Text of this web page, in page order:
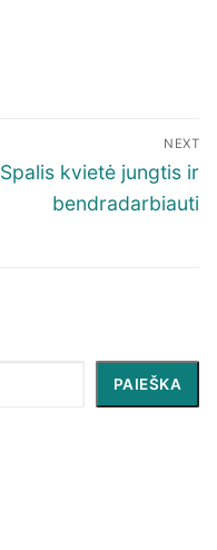
NEXT
Next
Spalis kvietė jungtis ir
bendradarbiauti
PAIEŠKA